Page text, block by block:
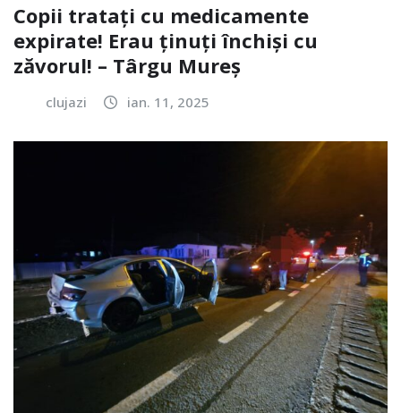
Copii tratați cu medicamente
expirate! Erau ținuți închiși cu
zăvorul! – Târgu Mureș
clujazi ian. 11, 2025